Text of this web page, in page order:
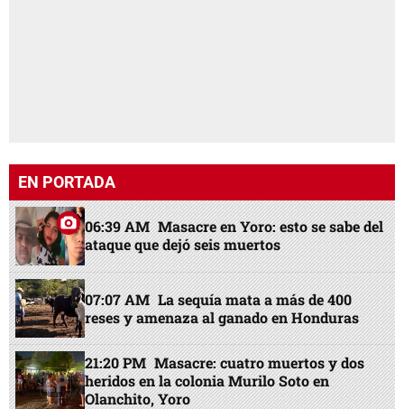
EN PORTADA
06:39 AM Masacre en Yoro: esto se sabe del
ataque que dejó seis muertos
07:07 AM La sequía mata a más de 400
reses y amenaza al ganado en Honduras
21:20 PM Masacre: cuatro muertos y dos
heridos en la colonia Murilo Soto en
Olanchito, Yoro